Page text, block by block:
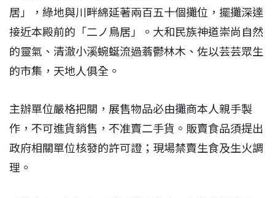
居」，綠地與川畔綿延著兩百五十個攤位，擺攤深達
接近本殿前的「二ノ鳥居」。大和民族神道崇尚自然
的靈氣、清澈小溪蜿蜒流過蓊鬱林木、佐以芸芸眾生
的市集，天地人俱全。
主辦單位嚴格把關，展售物品必由攤商本人親手製
作，不可進貨銷售，不准賣二手貨。販賣食品須提出
政府相關單位核發的許可證；現場禁賣生食及生火調
理。